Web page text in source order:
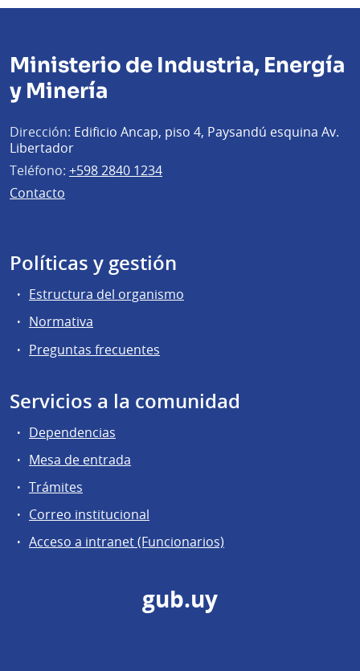
Ministerio de Industria, Energía
y Minería
Dirección: Edificio Ancap, piso 4, Paysandú esquina Av.
Libertador
Teléfono: +598 2840 1234
Contacto
Políticas y gestión
Estructura del organismo
Normativa
Preguntas frecuentes
Servicios a la comunidad
Dependencias
Mesa de entrada
Trámites
Correo institucional
Acceso a intranet (Funcionarios)
gub.uy